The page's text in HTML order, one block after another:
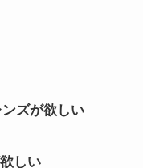
ズが欲しい
しい